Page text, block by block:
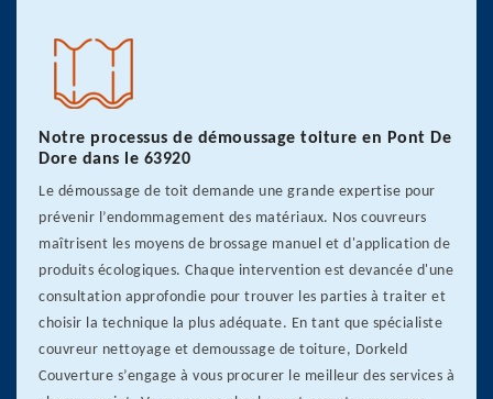
Notre processus de démoussage toiture en Pont De
Dore dans le 63920
Le démoussage de toit demande une grande expertise pour
prévenir l’endommagement des matériaux. Nos couvreurs
maîtrisent les moyens de brossage manuel et d'application de
produits écologiques. Chaque intervention est devancée d'une
consultation approfondie pour trouver les parties à traiter et
choisir la technique la plus adéquate. En tant que spécialiste
couvreur nettoyage et demoussage de toiture, Dorkeld
Couverture s’engage à vous procurer le meilleur des services à